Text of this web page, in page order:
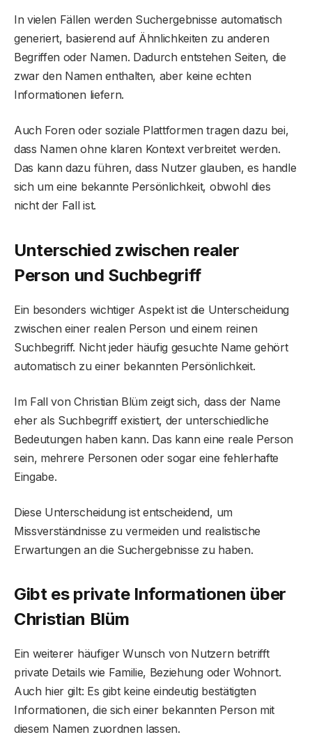
In vielen Fällen werden Suchergebnisse automatisch
generiert, basierend auf Ähnlichkeiten zu anderen
Begriffen oder Namen. Dadurch entstehen Seiten, die
zwar den Namen enthalten, aber keine echten
Informationen liefern.
Auch Foren oder soziale Plattformen tragen dazu bei,
dass Namen ohne klaren Kontext verbreitet werden.
Das kann dazu führen, dass Nutzer glauben, es handle
sich um eine bekannte Persönlichkeit, obwohl dies
nicht der Fall ist.
Unterschied zwischen realer
Person und Suchbegriff
Ein besonders wichtiger Aspekt ist die Unterscheidung
zwischen einer realen Person und einem reinen
Suchbegriff. Nicht jeder häufig gesuchte Name gehört
automatisch zu einer bekannten Persönlichkeit.
Im Fall von Christian Blüm zeigt sich, dass der Name
eher als Suchbegriff existiert, der unterschiedliche
Bedeutungen haben kann. Das kann eine reale Person
sein, mehrere Personen oder sogar eine fehlerhafte
Eingabe.
Diese Unterscheidung ist entscheidend, um
Missverständnisse zu vermeiden und realistische
Erwartungen an die Suchergebnisse zu haben.
Gibt es private Informationen über
Christian Blüm
Ein weiterer häufiger Wunsch von Nutzern betrifft
private Details wie Familie, Beziehung oder Wohnort.
Auch hier gilt: Es gibt keine eindeutig bestätigten
Informationen, die sich einer bekannten Person mit
diesem Namen zuordnen lassen.